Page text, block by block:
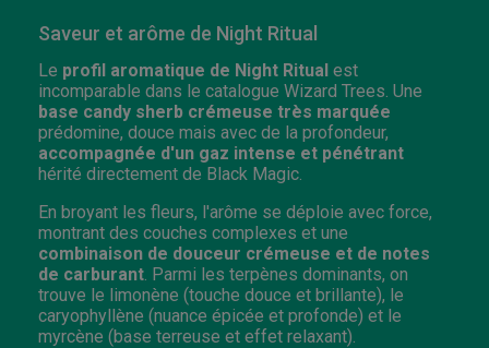
Saveur et arôme de Night Ritual
Le profil aromatique de Night Ritual est
incomparable dans le catalogue Wizard Trees. Une
base candy sherb crémeuse très marquée
prédomine, douce mais avec de la profondeur,
accompagnée d'un gaz intense et pénétrant
hérité directement de Black Magic.
En broyant les fleurs, l'arôme se déploie avec force,
montrant des couches complexes et une
combinaison de douceur crémeuse et de notes
de carburant . Parmi les terpènes dominants, on
trouve le limonène (touche douce et brillante), le
caryophyllène (nuance épicée et profonde) et le
myrcène (base terreuse et effet relaxant).